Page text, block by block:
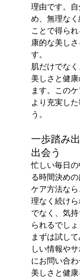
理由です。
め、無理な
ことで得ら
康的な美し
す。
肌だけでなく
美しさと健
ます。この
より充実し
う。
一歩踏み
出会う
忙しい毎日
る時間決め
ケア方法な
理なく続け
でなく、気
られるでしょ
まずは試し
しい情報や
にお問い合
美しさと健